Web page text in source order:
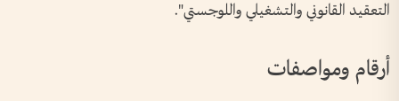
التعقيد القانوني والتشغيلي واللوجستي".
أرقام ومواصفات